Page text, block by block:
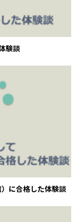
験談
に合格した体験談